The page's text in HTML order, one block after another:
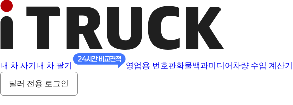
내 차 사기 내 차 팔기 영업용 번호판화물백과미디어 차량 수입 계산기
딜러 전용 로그인